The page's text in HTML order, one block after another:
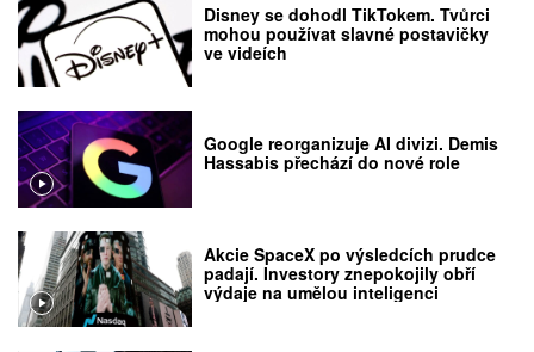
Disney se dohodl TikTokem. Tvůrci
mohou používat slavné postavičky
ve videích
Google reorganizuje AI divizi. Demis
Hassabis přechází do nové role
Akcie SpaceX po výsledcích prudce
padají. Investory znepokojily obří
výdaje na umělou inteligenci